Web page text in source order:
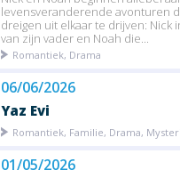
levensveranderende avonturen
dreigen uit elkaar te drijven: Nick
van zijn vader en Noah die...
Romantiek, Drama
06/06/2026
Yaz Evi
Romantiek, Familie, Drama,
01/05/2026